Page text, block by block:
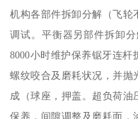
机构各部件拆卸分解（飞轮
调试。平衡器另部件拆卸
8000小时维护保养锯牙连
螺纹咬合及磨耗状况，并抛
成（球座，押盖。超负荷油
保养，间隙调整及磨耗面，